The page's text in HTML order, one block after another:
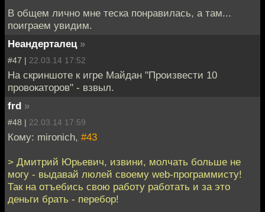
В общем лично мне теска понравилась, а там...
поиграем увидим.
Неандерталец »
#47 | 22.03.14 17:52
На скриншоте к игре Майдан "Произвести 10
провокаторов" - взвыл.
frd »
#48 | 22.03.14 17:59
Кому: mironich, #43
> Дмитрий Юрьевич, извини, молчать больше не
могу - выдавай люлей своему web-программисту!
Так на отъебись свою работу работать и за это
деньги брать - перебор!